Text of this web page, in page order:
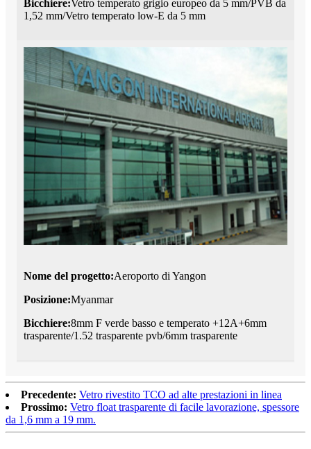
Bicchiere:Vetro temperato grigio europeo da 5 mm/PVB da
1,52 mm/Vetro temperato low-E da 5 mm
Nome del progetto:Aeroporto di Yangon
Posizione:Myanmar
Bicchiere:8mm F verde basso e temperato +12A+6mm
trasparente/1.52 trasparente pvb/6mm trasparente
Precedente: Vetro rivestito TCO ad alte prestazioni in linea
Prossimo: Vetro float trasparente di facile lavorazione, spessore
da 1,6 mm a 19 mm.